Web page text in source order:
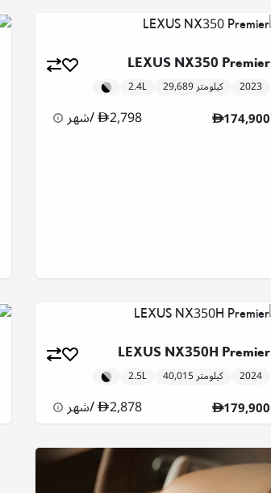
LEXUS NX350 Premier
2023 29,689 كيلومتر 2.4L
174,900
2,798
/شهر
LEXUS NX350H Premier
2024 40,015 كيلومتر 2.5L
179,900
2,878
/شهر